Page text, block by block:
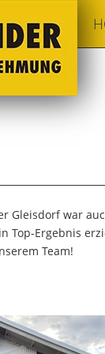
Gleisdorf war
Top-Ergebnis
Team!